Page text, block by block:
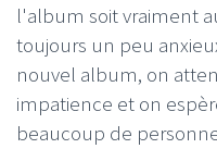
l'album soit vraiment
toujours un peu
nouvel album, on
impatience et on
beaucoup de